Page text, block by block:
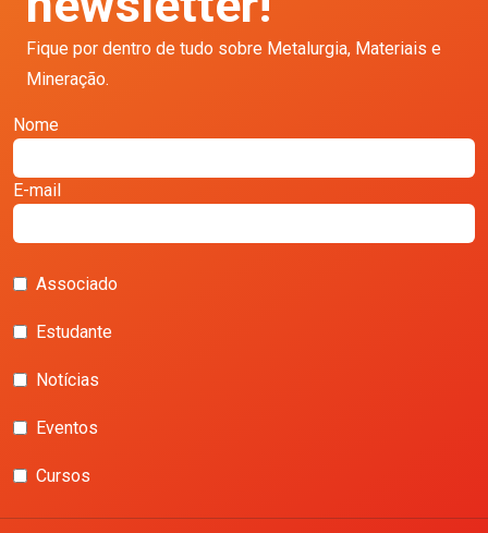
Fique por dentro de tudo sobre Metalurgia, Materiais e
Mineração.
Nome
E-mail
Associado
Estudante
Notícias
Eventos
Cursos